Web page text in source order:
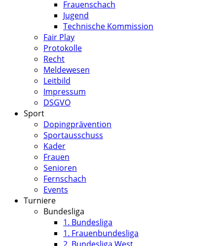
Frauenschach
Jugend
Technische Kommission
Fair Play
Protokolle
Recht
Meldewesen
Leitbild
Impressum
DSGVO
Sport
Dopingprävention
Sportausschuss
Kader
Frauen
Senioren
Fernschach
Events
Turniere
Bundesliga
1. Bundesliga
1. Frauenbundesliga